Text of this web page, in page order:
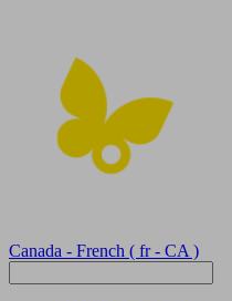
Canada - French ( fr - CA )